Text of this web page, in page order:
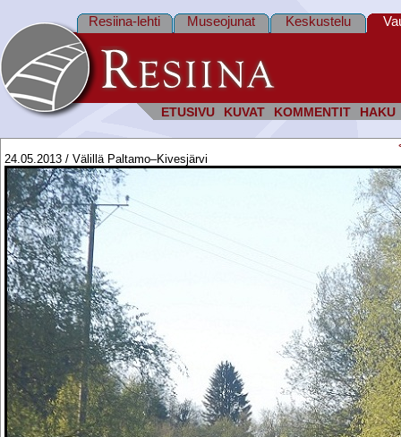
ETUSIVU KUVAT KOMMENTIT HAKU
Resiina-lehti Museojunat Keskustelu
24.05.2013 / Välillä Paltamo–Kivesjärvi